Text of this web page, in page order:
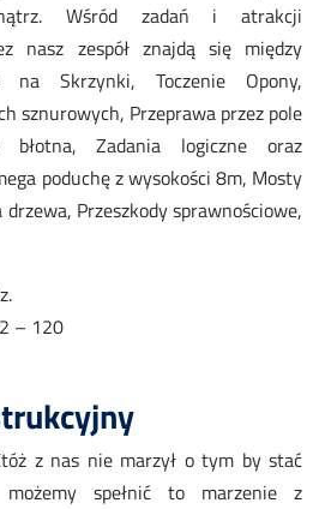
Wśród zadań i atrakcji
nasz zespół znajdą się między
na Skrzynki, Toczenie Opony,
sznurowych, Przeprawa przez pole
błotna, Zadania logiczne oraz
poduchę z wysokości 8m, Mosty
Przeszkody sprawnościowe,
– 120
z nas nie marzył o tym by stać
spełnić to marzenie z